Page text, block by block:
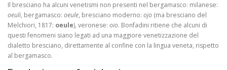
Il bresciano ha alcuni venetismi non presenti nel bergamasco: milanese:
oeuli, bergamasco: oeule, bresciano moderno: ojo (ma bresciano del
Melchiori, 1817: oeule), veronese: oio. Bonfadini ritiene che alcuni di
questi fenomeni siano legati ad una maggiore venetizzazione del
dialetto bresciano, direttamente al confine con la lingua veneta, rispetto
al bergamasco.